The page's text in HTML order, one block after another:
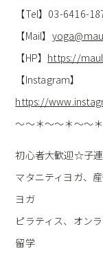
【Tel】 03-6416-
【Mail】
【HP】 https://
【Instagram】
https://
～～＊～～＊～～
初心者大歓迎☆子
マタニティヨガ、
ヨガ
ピラティス、オン
留学